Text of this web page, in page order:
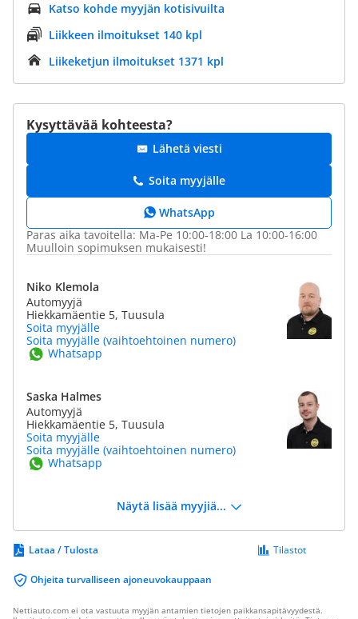
Katso kohde myyjän kotisivuilta
Liikkeen ilmoitukset 140 kpl
Liikeketjun ilmoitukset 1371 kpl
Kysyttävää kohteesta?
Lähetä viesti
Soita myyjälle
WhatsApp
Paras aika tavoitella: Ma-Pe 10:00-18:00 La 10:00-16:00
Muulloin sopimuksen mukaisesti!
Niko Klemola
Automyyjä
Hiekkamäentie 5, Tuusula
Soita myyjälle
Soita myyjälle (vaihtoehtoinen numero)
Whatsapp
Saska Halmes
Automyyjä
Hiekkamäentie 5, Tuusula
Soita myyjälle
Soita myyjälle (vaihtoehtoinen numero)
Whatsapp
Näytä lisää myyjiä...
Lataa / Tulosta
Ohjeita turvalliseen ajoneuvokauppaan
Tilastot
Nettiauto.com ei ota vastuuta myyjän antamien tietojen paikkansapitävyydestä.